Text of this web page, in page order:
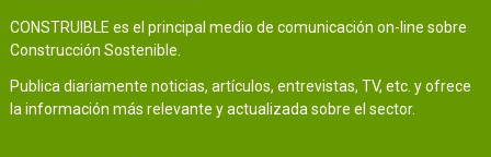
CONSTRUIBLE es el principal medio de comunicación on-line sobre
Construcción Sostenible.
Publica diariamente noticias, artículos, entrevistas, TV, etc. y ofrece
la información más relevante y actualizada sobre el sector.